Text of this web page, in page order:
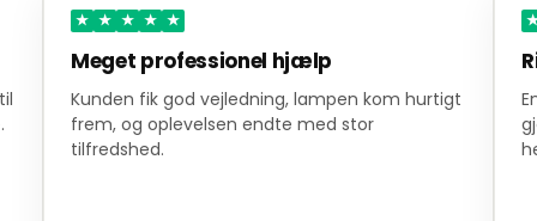
★ ★ ★ ★ ★
Meget professionel hjælp
Kunden fik god vejledning, lampen kom hurtigt
frem, og oplevelsen endte med stor
tilfredshed.